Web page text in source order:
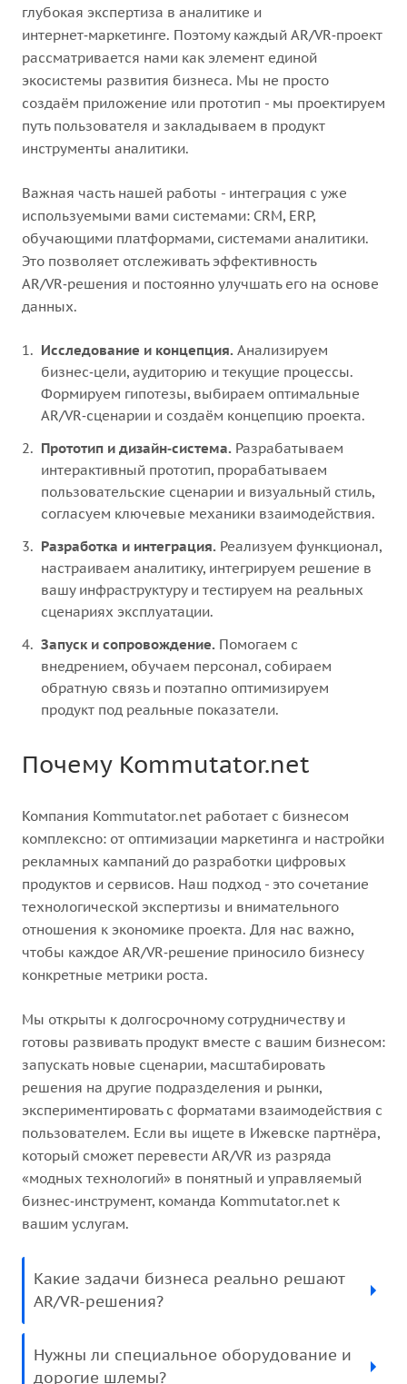
глубокая экспертиза в аналитике и
интернет‑маркетинге. Поэтому каждый AR/VR‑проект
рассматривается нами как элемент единой
экосистемы развития бизнеса. Мы не просто
создаём приложение или прототип - мы проектируем
путь пользователя и закладываем в продукт
инструменты аналитики.
Важная часть нашей работы - интеграция с уже
используемыми вами системами: CRM, ERP,
обучающими платформами, системами аналитики.
Это позволяет отслеживать эффективность
AR/VR‑решения и постоянно улучшать его на основе
данных.
Исследование и концепция. Анализируем
бизнес‑цели, аудиторию и текущие процессы.
Формируем гипотезы, выбираем оптимальные
AR/VR‑сценарии и создаём концепцию проекта.
Прототип и дизайн‑система. Разрабатываем
интерактивный прототип, прорабатываем
пользовательские сценарии и визуальный стиль,
согласуем ключевые механики взаимодействия.
Разработка и интеграция. Реализуем функционал,
настраиваем аналитику, интегрируем решение в
вашу инфраструктуру и тестируем на реальных
сценариях эксплуатации.
Запуск и сопровождение. Помогаем с
внедрением, обучаем персонал, собираем
обратную связь и поэтапно оптимизируем
продукт под реальные показатели.
Почему Kommutator.net
Компания Kommutator.net работает с бизнесом
комплексно: от оптимизации маркетинга и настройки
рекламных кампаний до разработки цифровых
продуктов и сервисов. Наш подход - это сочетание
технологической экспертизы и внимательного
отношения к экономике проекта. Для нас важно,
чтобы каждое AR/VR‑решение приносило бизнесу
конкретные метрики роста.
Мы открыты к долгосрочному сотрудничеству и
готовы развивать продукт вместе с вашим бизнесом:
запускать новые сценарии, масштабировать
решения на другие подразделения и рынки,
экспериментировать с форматами взаимодействия с
пользователем. Если вы ищете в Ижевске партнёра,
который сможет перевести AR/VR из разряда
«модных технологий» в понятный и управляемый
бизнес‑инструмент, команда Kommutator.net к
вашим услугам.
Какие задачи бизнеса реально решают
AR/VR-решения?
Нужны ли специальное оборудование и
дорогие шлемы?